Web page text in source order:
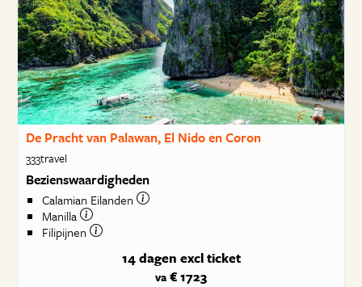
De Pracht van Palawan, El Nido en Coron
333travel
Bezienswaardigheden
Calamian Eilanden
Manilla
Filipijnen
14 dagen excl ticket
va € 1723